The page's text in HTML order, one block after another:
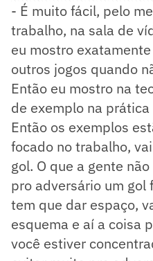
- É muito fácil, pelo
trabalho, na sala de
eu mostro
outros jogos quando
Então eu mostro na
de exemplo na
Então os exemplos
focado no trabalho,
gol. O que a gente
pro adversário um gol
tem que dar espaço,
esquema e aí a coisa
você estiver